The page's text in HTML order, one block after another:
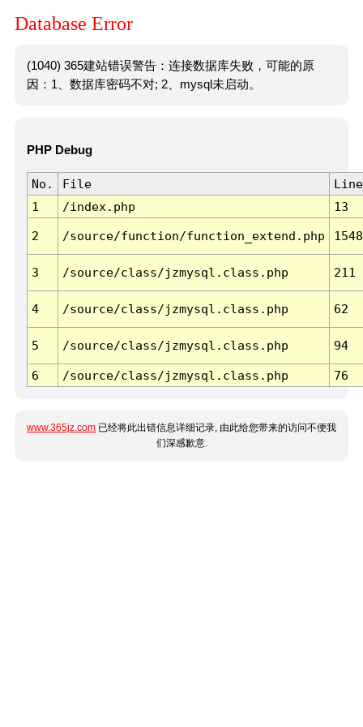
Database Error
(1040) 365建站错误警告：连接数据库失败，可能的原
因：1、数据库密码不对; 2、mysql未启动。
PHP Debug
No. File
Line
1
/index.php 13
2 /source/function/function_extend.php 1548
3 /source/class/jzmysql.class.php 211
4 /source/class/jzmysql.class.php 62
5 /source/class/jzmysql.class.php 94
6 /source/class/jzmysql.class.php 76
www.365jz.com 已经将此出错信息详细记录, 由此给您带来的访问不便我
们深感歉意.